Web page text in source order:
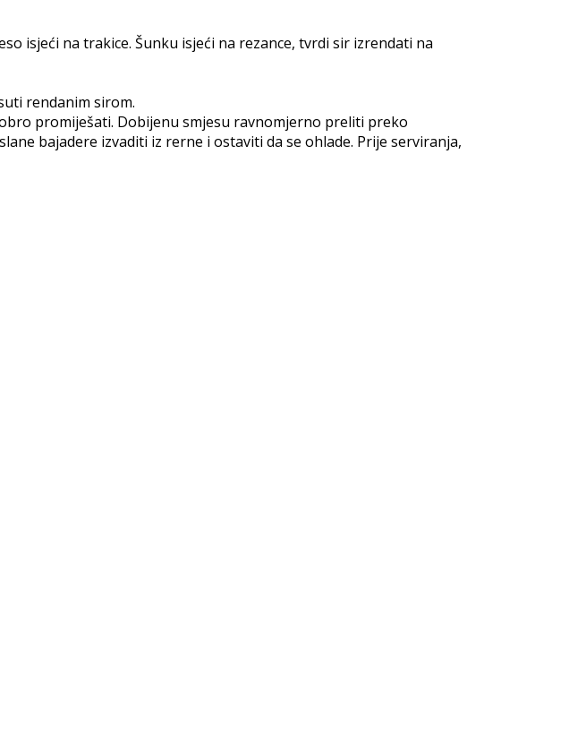
isjeći na trakice. Šunku isjeći na rezance, tvrdi sir izrendati na
rendanim sirom.
promiješati. Dobijenu smjesu ravnomjerno preliti preko
bajadere izvaditi iz rerne i ostaviti da se ohlade. Prije serviranja,